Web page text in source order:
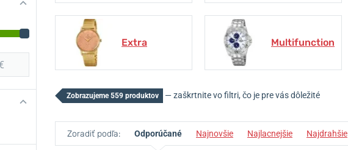
Extra Multifunction
Zobrazujeme 559 produktov — zaškrtnite vo filtri, čo je pre vás dôležité
Zoradiť podľa: Odporúčané Najnovšie Najlacnejšie Najdrahšie